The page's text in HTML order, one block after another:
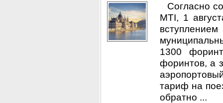
Согласно
MTI, 1
1300
форинтов, а
тариф на
обратно ...